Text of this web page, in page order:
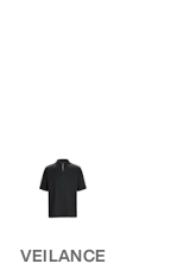
VEILANCE